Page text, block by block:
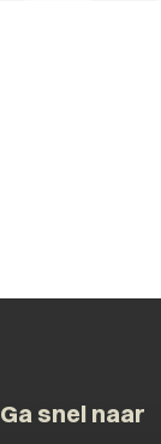
Ga snel naar